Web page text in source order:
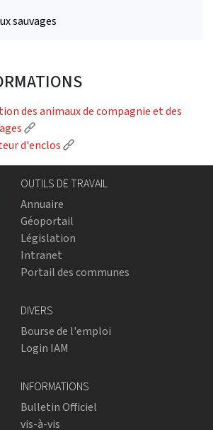
sauvages
des animaux de compagnie et des
(Lien externe)
d'enclos
(Lien externe)
OUTILS DE TRAVAIL
Annuaire
Géoportail
Législation
Intranet
Portail des communes
DIVERS
Bourse de l'emploi
Login IAM
INFORMATIONS
Bulletin Officiel
vis-à-vis